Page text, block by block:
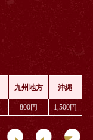
九州地方 沖縄
800円 1,500円